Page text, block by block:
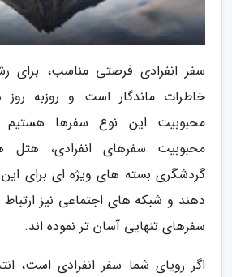
سفر انفرادی فرصتی مناسب،
خاطرات ماندگار است و روزبه
محبوبیت این نوع سفرها هستیم.
محبوبیت سفرهای انفرادی،
گردشگری بسته های ویژه ای برای
دهند و شبکه های اجتماعی نیز ارتباط
سفرهای تنهایی آسان تر نموده اند.
اگر رویای شما سفر انفرادی است،